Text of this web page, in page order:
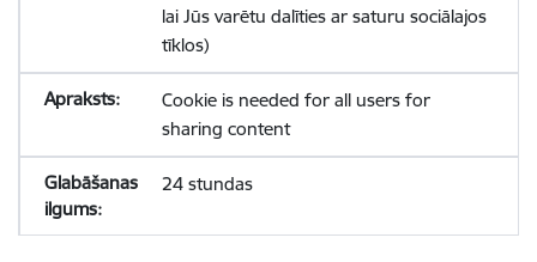
lai Jūs varētu dalīties ar saturu sociālajos
tīklos)
Cookie is needed for all users for
sharing content
24 stundas